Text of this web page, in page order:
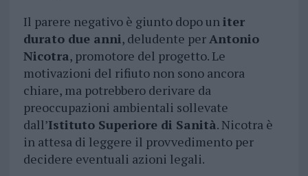
Il parere negativo è giunto dopo uniter
durato due anni, deludente perAntonio
Nicotra, promotore del progetto. Le
motivazioni del rifiuto non sono ancora
chiare, ma potrebbero derivare da
preoccupazioni ambientali sollevate
dall’Istituto Superiore di Sanità. Nicotra è
in attesa di leggere il provvedimento per
decidere eventuali azioni legali.